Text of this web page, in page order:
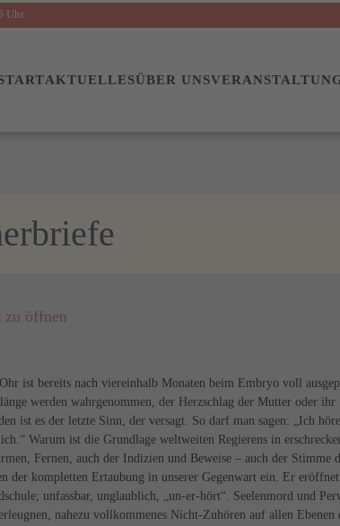
Uhr
AKTUELLESÜBER UNS
zu öffnen
ist bereits nach viereinhalb Monaten beim Embryo voll
werden wahrgenommen, der Herzschlag der Mutter oder
ist es der letzte Sinn, der versagt. So darf man sagen: „Ich
Warum ist die Grundlage weltweiten Regierens in
Fernen, auch der Indizien und Beweise – auch der Stimme
der kompletten Ertaubung in unserer Gegenwart ein. Er
unfassbar, unglaublich, „un-er-hört“. Seelenmord und
nahezu vollkommenes Nicht-Zuhören auf allen Ebenen